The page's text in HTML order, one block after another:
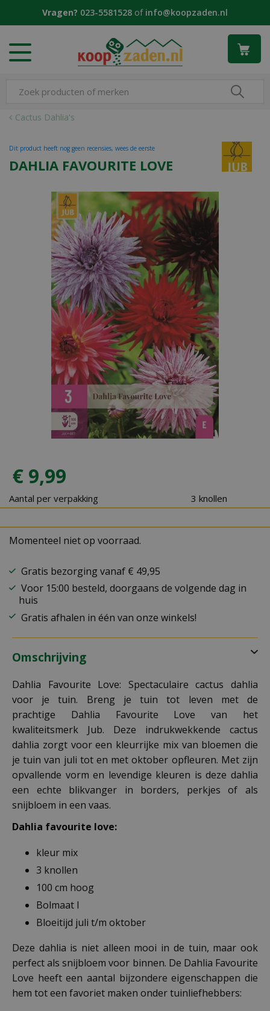
Cactus Dahlia's
Vragen? 023-5581528 of info@koopzaden.nl
DAHLIA FAVOURITE LOVE
Dit product heeft nog geen recensies, wees de eerste
€ 9,99
Aantal per verpakking 3 knollen
Momenteel niet op voorraad.
Gratis bezorging vanaf € 49,95
Voor 15:00 besteld, doorgaans de volgende dag in
huis
Gratis afhalen in één van onze winkels!
Omschrijving
Dahlia Favourite Love: Spectaculaire cactus dahlia
voor je tuin. Breng je tuin tot leven met de
prachtige Dahlia Favourite Love van het
kwaliteitsmerk Jub. Deze indrukwekkende cactus
dahlia zorgt voor een kleurrijke mix van bloemen die
je tuin van juli tot en met oktober opfleuren. Met zijn
opvallende vorm en levendige kleuren is deze dahlia
een echte blikvanger in borders, perkjes of als
snijbloem in een vaas.
Dahlia favourite love:
kleur mix
3 knollen
100 cm hoog
Bolmaat I
Bloeitijd juli t/m oktober
Deze dahlia is niet alleen mooi in de tuin, maar ook
perfect als snijbloem voor binnen. De Dahlia Favourite
Love heeft een aantal bijzondere eigenschappen die
hem tot een favoriet maken onder tuinliefhebbers: